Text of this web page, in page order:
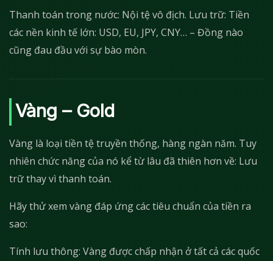
Thanh toán trong nước: Nội tệ vô địch. Lưu trữ: Tiền
các nền kinh tế lớn: USD, EU, JPY, CNY… – Đồng nào
cũng đau đầu với sự bào mòn.
Vàng – Gold
Vàng là loại tiền tệ truyền thống, hàng ngàn năm. Tuy
nhiên chức năng của nó kể từ lâu đã thiên hơn về: Lưu
trữ thay vì thanh toán.
Hãy thử xem vàng đáp ứng các tiêu chuẩn của tiền ra
sao:
Tính lưu thông: Vàng được chấp nhận ở tất cả các quốc